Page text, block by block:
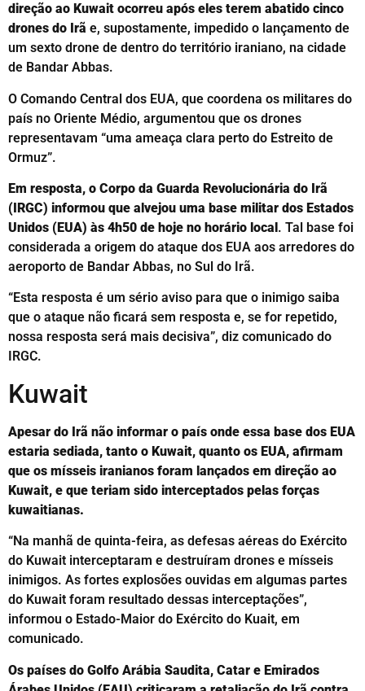
direção ao Kuwait ocorreu após eles terem abatido cinco
drones do Irã e, supostamente, impedido o lançamento de
um sexto drone de dentro do território iraniano, na cidade
de Bandar Abbas.
O Comando Central dos EUA, que coordena os militares do
país no Oriente Médio, argumentou que os drones
representavam “uma ameaça clara perto do Estreito de
Ormuz”.
Em resposta, o Corpo da Guarda Revolucionária do Irã
(IRGC) informou que alvejou uma base militar dos Estados
Unidos (EUA) às 4h50 de hoje no horário local. Tal base foi
considerada a origem do ataque dos EUA aos arredores do
aeroporto de Bandar Abbas, no Sul do Irã.
“Esta resposta é um sério aviso para que o inimigo saiba
que o ataque não ficará sem resposta e, se for repetido,
nossa resposta será mais decisiva”, diz comunicado do
IRGC.
Kuwait
Apesar do Irã não informar o país onde essa base dos EUA
estaria sediada, tanto o Kuwait, quanto os EUA, afirmam
que os mísseis iranianos foram lançados em direção ao
Kuwait, e que teriam sido interceptados pelas forças
kuwaitianas.
“Na manhã de quinta-feira, as defesas aéreas do Exército
do Kuwait interceptaram e destruíram drones e mísseis
inimigos. As fortes explosões ouvidas em algumas partes
do Kuwait foram resultado dessas interceptações”,
informou o Estado-Maior do Exército do Kuait, em
comunicado.
Os países do Golfo Arábia Saudita, Catar e Emirados